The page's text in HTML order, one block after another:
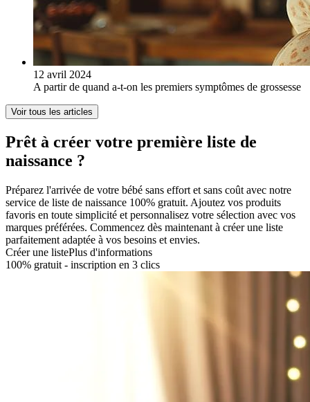
12 avril 2024
A partir de quand a-t-on les premiers symptômes de grossesse
Voir tous les articles
Prêt à créer votre première liste de
naissance ?
Préparez l'arrivée de votre bébé sans effort et sans coût avec notre
service de liste de naissance 100% gratuit. Ajoutez vos produits
favoris en toute simplicité et personnalisez votre sélection avec vos
marques préférées. Commencez dès maintenant à créer une liste
parfaitement adaptée à vos besoins et envies.
Créer une listePlus d'informations
100% gratuit - inscription en 3 clics